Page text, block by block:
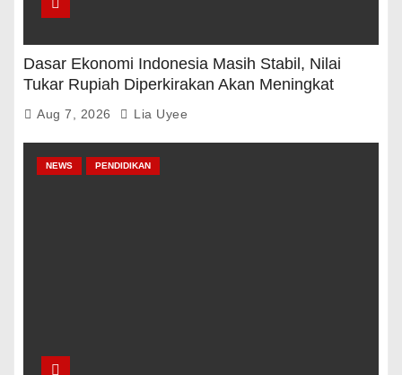
Dasar Ekonomi Indonesia Masih Stabil, Nilai
Tukar Rupiah Diperkirakan Akan Meningkat
Aug 7, 2026 Lia Uyee
NEWS PENDIDIKAN